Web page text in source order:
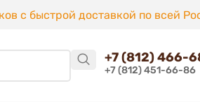
с быстрой доставкой по всей
+7 (812) 466-
+7 (812) 451-66-86